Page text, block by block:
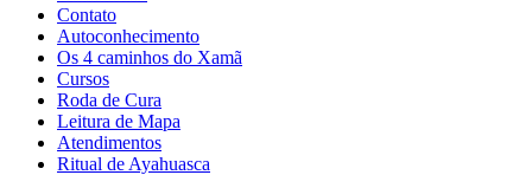
Contato
Autoconhecimento
Os 4 caminhos do Xamã
Cursos
Roda de Cura
Leitura de Mapa
Atendimentos
Ritual de Ayahuasca